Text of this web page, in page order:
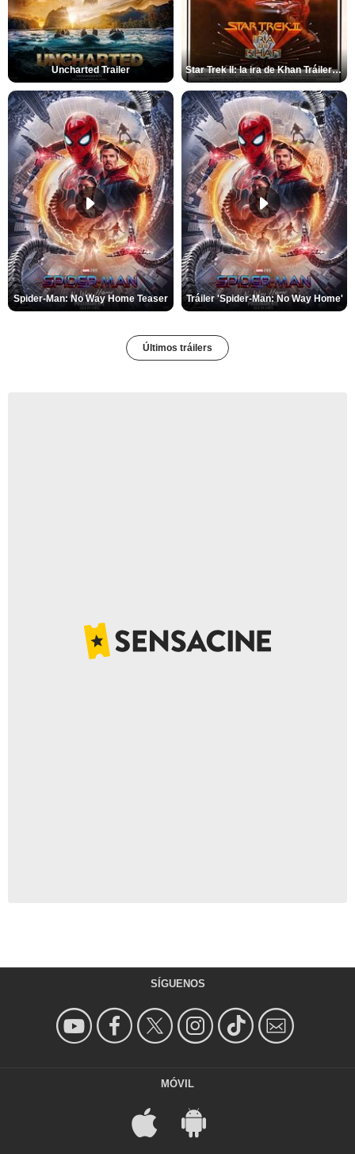
Uncharted Trailer Star Trek II: la ira de Khan Tráiler VO
Spider-Man: No Way Home Teaser Tráiler 'Spider-Man: No Way Home'
Últimos tráilers
SÍGUENOS
MÓVIL